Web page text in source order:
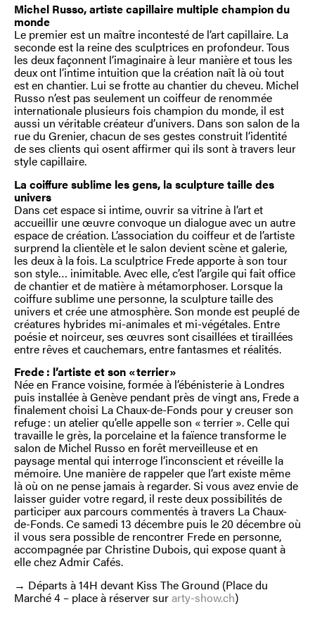
Michel Russo, artiste capillaire multiple champion du
monde
Le premier est un maître incontesté de l’art capillaire. La
seconde est la reine des sculptrices en profondeur. Tous
les deux façonnent l’imaginaire à leur manière et tous les
deux ont l’intime intuition que la création naît là où tout
est en chantier. Lui se frotte au chantier du cheveu. Michel
Russo n’est pas seulement un coiffeur de renommée
internationale plusieurs fois champion du monde, il est
aussi un véritable créateur d’univers. Dans son salon de la
rue du Grenier, chacun de ses gestes construit l’identité
de ses clients qui osent affirmer qui ils sont à travers leur
style capillaire.
La coiffure sublime les gens, la sculpture taille des
univers
Dans cet espace si intime, ouvrir sa vitrine à l’art et
accueillir une œuvre convoque un dialogue avec un autre
espace de création. L’association du coiffeur et de l’artiste
surprend la clientèle et le salon devient scène et galerie,
les deux à la fois. La sculptrice Frede apporte à son tour
son style… inimitable. Avec elle, c’est l’argile qui fait office
de chantier et de matière à métamorphoser. Lorsque la
coiffure sublime une personne, la sculpture taille des
univers et crée une atmosphère. Son monde est peuplé de
créatures hybrides mi-animales et mi-végétales. Entre
poésie et noirceur, ses œuvres sont cisaillées et tiraillées
entre rêves et cauchemars, entre fantasmes et réalités.
Frede : l’artiste et son « terrier »
Née en France voisine, formée à l’ébénisterie à Londres
puis installée à Genève pendant près de vingt ans, Frede a
finalement choisi La Chaux-de-Fonds pour y creuser son
refuge : un atelier qu’elle appelle son « terrier ». Celle qui
travaille le grès, la porcelaine et la faïence transforme le
salon de Michel Russo en forêt merveilleuse et en
paysage mental qui interroge l’inconscient et réveille la
mémoire. Une manière de rappeler que l’art existe même
là où on ne pense jamais à regarder. Si vous avez envie de
laisser guider votre regard, il reste deux possibilités de
participer aux parcours commentés à travers La Chaux-
de-Fonds. Ce samedi 13 décembre puis le 20 décembre où
il vous sera possible de rencontrer Frede en personne,
accompagnée par Christine Dubois, qui expose quant à
elle chez Admir Cafés.
→ Départs à 14H devant Kiss The Ground (Place du
Marché 4 – place à réserver surarty-show.ch)